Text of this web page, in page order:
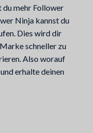
du mehr Follower
Ninja kannst du
Dies wird dir
schneller zu
Also worauf
erhalte deinen